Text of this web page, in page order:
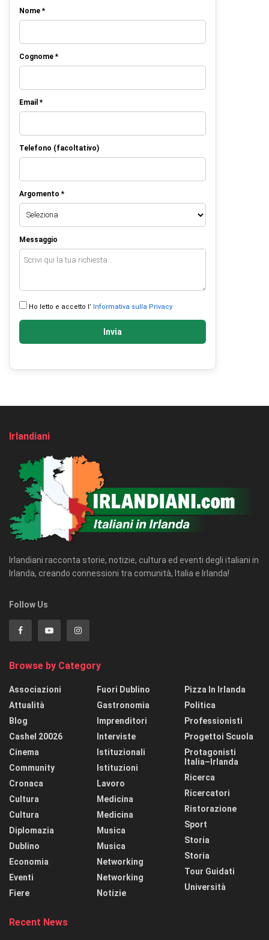
Nome *
Cognome *
Email *
Telefono (facoltativo)
Argomento *
Messaggio
Ho letto e accetto l’ Informativa sulla Privacy
Invia
Irlandiani
Irlandiani racconta storie, notizie, cultura ed eventi degli italiani in
Irlanda, creando connessioni tra comunità, Italia e Irlanda!
Follow Us
Browse by Category
Associazioni
Attualità
Blog
Cashel 20026
Cinema
Community
Cronaca
Cultura
Cultura
Diplomazia
Dublino
Economia
Eventi
Fiere
Fuori Dublino
Gastronomia
Imprenditori
Interviste
Istituzionali
Istituzioni
Lavoro
Medicina
Medicina
Musica
Musica
Networking
Networking
Notizie
Pizza In Irlanda
Politica
Professionisti
Progettoi Scuola
Protagonisti
Italia–Irlanda
Ricerca
Ricercatori
Ristorazione
Sport
Storia
Storia
Tour Guidati
Università
Recent News